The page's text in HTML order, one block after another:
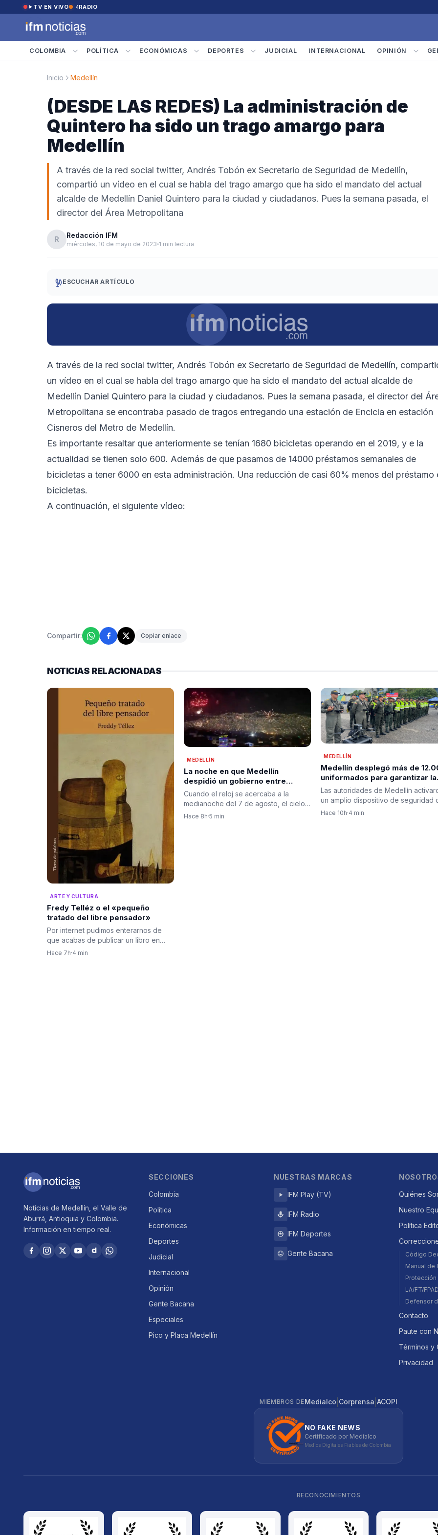
Saltar al contenido
TV EN VIVO RADIO
COLOMBIA POLÍTICA ECONÓMICAS DEPORTES JUDICIAL INTERNACIONAL OPINIÓN
Inicio Medellín
(DESDE LAS REDES) La administración de
Quintero ha sido un trago amargo para
Medellín
A través de la red social twitter, Andrés Tobón ex Secretario de Seguridad de Medellín,
compartió un vídeo en el cual se habla del trago amargo que ha sido el mandato del actual
alcalde de Medellín Daniel Quintero para la ciudad y ciudadanos. Pues la semana pasada, el
director del Área Metropolitana
R Redacción IFM
miércoles, 10 de mayo de 2023 1 min lectura
ESCUCHAR ARTÍCULO
A través de la red social twitter, Andrés Tobón ex Secretario de Seguridad de Medellín,
un vídeo en el cual se habla del trago amargo que ha sido el mandato del actual alcalde de
Medellín Daniel Quintero para la ciudad y ciudadanos. Pues la semana pasada, el director del
Metropolitana se encontraba pasado de tragos entregando una estación de Encicla en estación
Cisneros del Metro de Medellín.
Es importante resaltar que anteriormente se tenían 1680 bicicletas operando en el 2019, y e la
actualidad se tienen solo 600. Además de que pasamos de 14000 préstamos semanales de
bicicletas a tener 6000 en esta administración. Una reducción de casi 60% menos del préstamo
bicicletas.
A continuación, el siguiente vídeo:
Compartir: Copiar enlace
NOTICIAS RELACIONADAS
ARTE Y CULTURA
Fredy Telléz o el «pequeño
tratado del libre pensador»
Por internet pudimos enterarnos de
que acabas de publicar un libro en
Francia, titulado “Petit…
Hace 7h·4 min
MEDELLÍN
La noche en que Medellín
despidió un gobierno entre
pólvora, abrazos y dando la
bienvenida a la esperanza de
Cuando el reloj se acercaba a la
medianoche del 7 de agosto, el cielo
de Medellín comenzó a…
Hace 8h·5 min
MEDELLÍN
Medellín desplegó más de
uniformados para garantizar la
seguridad durante jornada de
posesión presidencial en
prevención
Las autoridades de Medellín
un amplio dispositivo de seguridad
motivo de la posesión…
Hace 10h·4 min
Noticias de Medellín, el Valle de
Aburrá, Antioquia y Colombia.
Información en tiempo real.
SECCIONES
Colombia
Política
Económicas
Deportes
Judicial
Internacional
Opinión
Gente Bacana
Especiales
Pico y Placa Medellín
NUESTRAS MARCAS
IFM Play (TV)
IFM Radio
IFM Deportes
Gente Bacana
Quiénes
Nuestro
Política
Código
Manual de
Protección
LA/FT/
Defensor
Contacto
Paute con
Términos y
Privacidad
MIEMBROS DEMedialco Corprensa ACOPI
NO FAKE NEWS
Certificado por Medialco
Medios Digitales Fiables de Colombia
RECONOCIMIENTOS